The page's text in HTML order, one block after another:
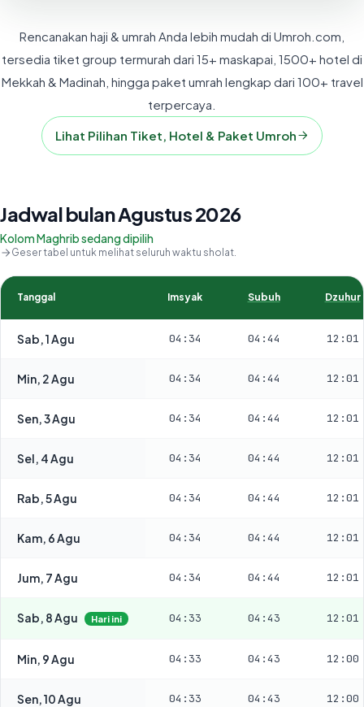
Rencanakan haji & umrah Anda lebih mudah di Umroh.com,
tersedia tiket group termurah dari 15+ maskapai, 1500+ hotel di
Mekkah & Madinah, hingga paket umrah lengkap dari 100+ travel
terpercaya.
Lihat Pilihan Tiket, Hotel & Paket Umroh
Jadwal bulan Agustus 2026
Kolom Maghrib sedang dipilih
Geser tabel untuk melihat seluruh waktu sholat.
Tanggal Imsyak Subuh Dzuhur
Sab, 1 Agu 04:34 04:44 12:01
Min, 2 Agu 04:34 04:44 12:01
Sen, 3 Agu 04:34 04:44 12:01
Sel, 4 Agu 04:34 04:44 12:01
Rab, 5 Agu 04:34 04:44 12:01
Kam, 6 Agu 04:34 04:44 12:01
Jum, 7 Agu 04:34 04:44 12:01
Sab, 8 Agu Hari ini 04:33 04:43 12:01
Min, 9 Agu 04:33 04:43 12:00
Sen, 10 Agu 04:33 04:43 12:00